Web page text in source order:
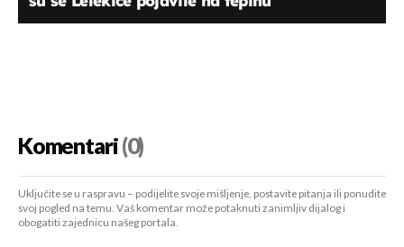
Komentari(0)
Uključite se u raspravu – podijelite svoje mišljenje, postavite pitanja ili ponudite
svoj pogled na temu. Vaš komentar može potaknuti zanimljiv dijalog i
obogatiti zajednicu našeg portala.